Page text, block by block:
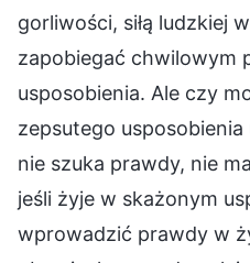
gorliwości, siłą ludzkiej
zapobiegać chwilowym
usposobienia. Ale czy
zepsutego
nie szuka prawdy, nie
jeśli żyje w skażonym
wprowadzić prawdy w